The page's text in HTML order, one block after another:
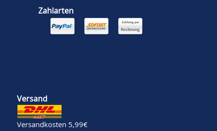
Zahlarten
Versand
Versandkosten 5,99€